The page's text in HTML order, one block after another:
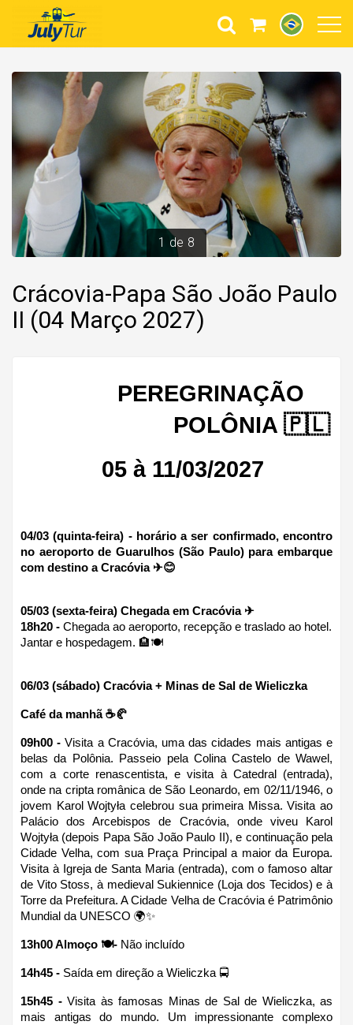
1 de 8
Crácovia-Papa São João Paulo
II (04 Março 2027)
PEREGRINAÇÃO
POLÔNIA 🇵🇱
05 à 11/03/2027
04/03 (quinta-feira) - horário a ser confirmado, encontro
no aeroporto de Guarulhos (São Paulo) para embarque
com destino a Cracóvia ✈😊
05/03 (sexta-feira) Chegada em Cracóvia ✈
18h20 - Chegada ao aeroporto, recepção e traslado ao hotel.
Jantar e hospedagem. 🏨🍽
06/03 (sábado) Cracóvia + Minas de Sal de Wieliczka
Café da manhã ☕🥐
09h00 - Visita a Cracóvia, uma das cidades mais antigas e
belas da Polônia. Passeio pela Colina Castelo de Wawel,
com a corte renascentista, e visita à Catedral (entrada),
onde na cripta românica de São Leonardo, em 02/11/1946, o
jovem Karol Wojtyła celebrou sua primeira Missa. Visita ao
Palácio dos Arcebispos de Cracóvia, onde viveu Karol
Wojtyła (depois Papa São João Paulo II), e continuação pela
Cidade Velha, com sua Praça Principal a maior da Europa.
Visita à Igreja de Santa Maria (entrada), com o famoso altar
de Vito Stoss, à medieval Sukiennice (Loja dos Tecidos) e à
Torre da Prefeitura. A Cidade Velha de Cracóvia é Patrimônio
Mundial da UNESCO 🌍✨
13h00 Almoço 🍽- Não incluído
14h45 - Saída em direção a Wieliczka 🚍
15h45 - Visita às famosas Minas de Sal de Wieliczka, as
mais antigas do mundo. Um impressionante complexo